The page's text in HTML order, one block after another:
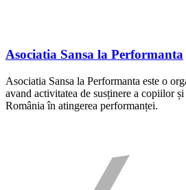
Asociatia Sansa la Performanta
Asociatia Sansa la Performanta este o
avand activitatea de susținere a copiilor
România în atingerea performanței.